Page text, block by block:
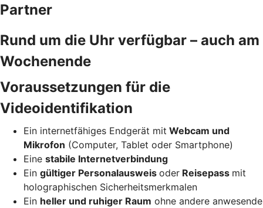
Partner
Rund um die Uhr verfügbar – auch am
Wochenende
Voraussetzungen für die
Videoidentifikation
Ein internetfähiges Endgerät mit Webcam und
Mikrofon (Computer, Tablet oder Smartphone)
Eine stabile Internetverbindung
Ein gültiger Personalausweis oder Reisepass mit
holographischen Sicherheitsmerkmalen
Ein heller und ruhiger Raum ohne andere anwesende